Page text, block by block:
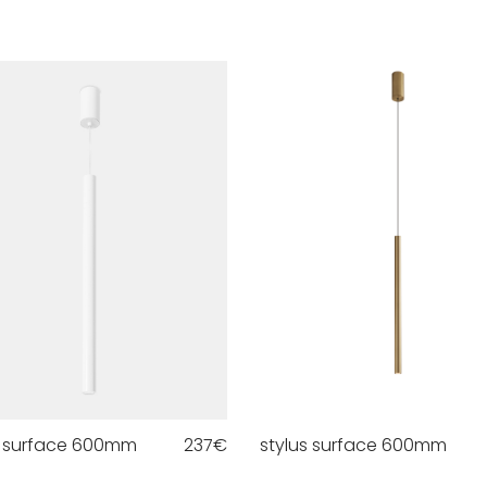
600mm 237€ stylus surface 600mm